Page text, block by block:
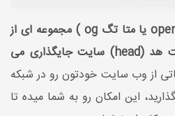
پروتکل اپن گراف ( open gragh یا متا تگ og ) مجموعه ای از
متا تگ هاست که در قسمت هد (head) سایت جایگذاری می
از وب سایت خودتون رو در شبکه
این امکان رو به شما میده تا